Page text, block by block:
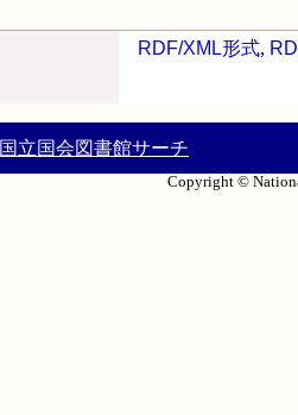
RDF/XML形式,
国立国会図書館サーチ
Copyright ©